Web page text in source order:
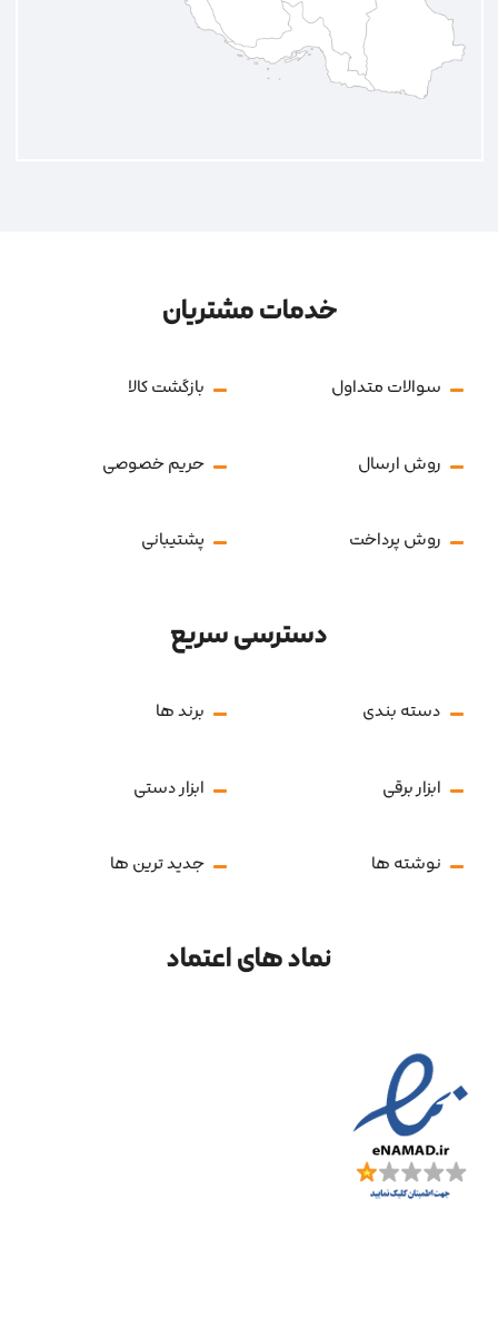
خدمات مشتریان
سوالات متداول بازگشت کالا
روش ارسال حریم خصوصی
روش پرداخت پشتیبانی
دسترسی سریع
دسته بندی برند ها
ابزار برقی ابزار دستی
نوشته ها جدید ترین ها
نماد های اعتماد